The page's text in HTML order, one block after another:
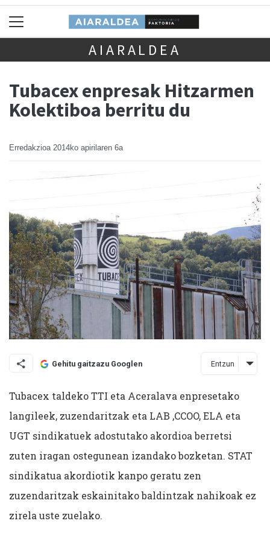
AIARALDEA
Tubacex enpresak Hitzarmen
Kolektiboa berritu du
Erredakzioa 2014ko apirilaren 6a
Gehitu gaitzazu Googlen Entzun
Tubacex taldeko TTI eta Aceralava enpresetako
langileek, zuzendaritzak eta LAB ,CCOO, ELA eta
UGT sindikatuek adostutako akordioa berretsi
zuten iragan ostegunean izandako bozketan. STAT
sindikatua akordiotik kanpo geratu zen
zuzendaritzak eskainitako baldintzak nahikoak ez
zirela uste zuelako.